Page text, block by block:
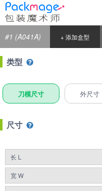
#1 (A041A) + 添加盒型
类型
刀模尺寸 外尺寸
尺寸
长 L
宽 W